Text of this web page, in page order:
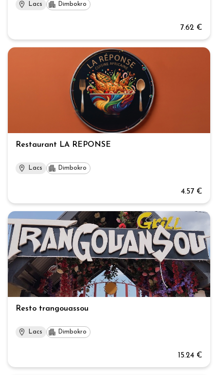
Lacs Dimbokro
7.62 €
Restaurant LA REPONSE
Lacs Dimbokro
4.57 €
Resto trangouassou
Lacs Dimbokro
15.24 €